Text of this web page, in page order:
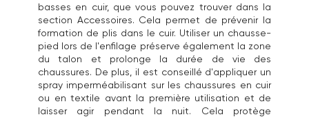
basses en cuir, que vous pouvez trouver dans la
section Accessoires. Cela permet de prévenir la
formation de plis dans le cuir. Utiliser un chausse-
pied lors de l'enfilage préserve également la zone
du talon et prolonge la durée de vie des
chaussures. De plus, il est conseillé d'appliquer un
spray imperméabilisant sur les chaussures en cuir
ou en textile avant la première utilisation et de
laisser agir pendant la nuit. Cela protège